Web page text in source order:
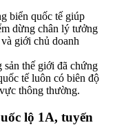
biển quốc tế giúp
dừng chân lý tưởng
giới chủ doanh
sản thế giới đã chứng
tế luôn có biên độ
thông thường.
lộ 1A, tuyến